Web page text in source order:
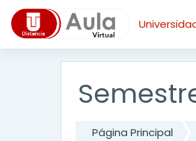
Salta al contenido principal
Página Principal